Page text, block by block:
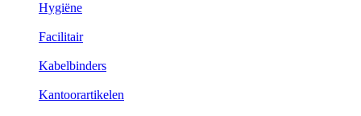
Hygiëne
Facilitair
Kabelbinders
Kantoorartikelen